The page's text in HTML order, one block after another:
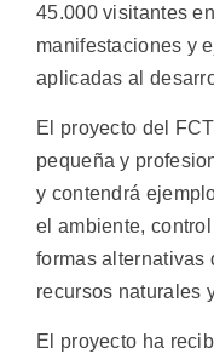
45.000 visitantes
manifestaciones y
aplicadas al
El proyecto del
pequeña y
y contendrá
el ambiente,
formas alternativas
recursos naturales
El proyecto ha